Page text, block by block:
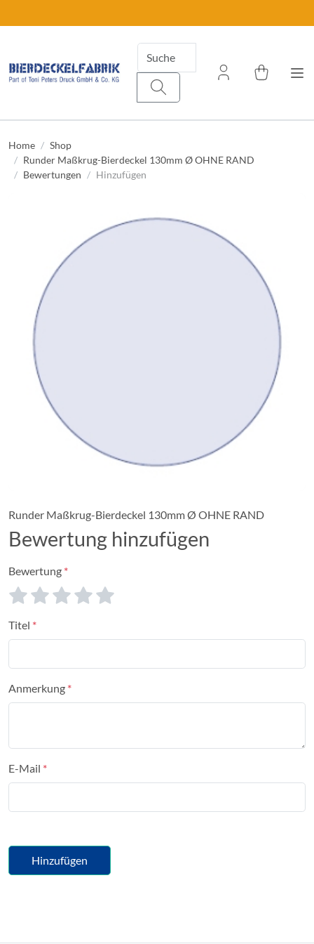
Home
Shop
Runder Maßkrug-Bierdeckel 130mm Ø OHNE RAND
Bewertungen
Hinzufügen
Runder Maßkrug-Bierdeckel 130mm Ø OHNE RAND
Bewertung hinzufügen
Bewertung
Titel
Anmerkung
E-Mail
Hinzufügen